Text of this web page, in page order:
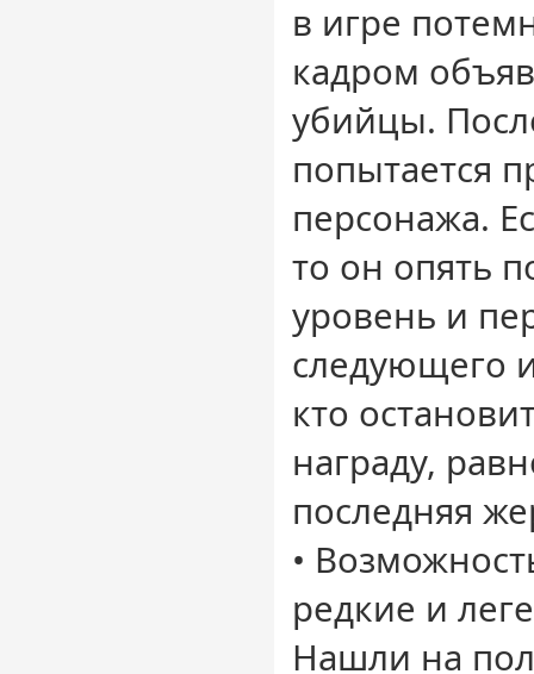
в игре
кадром
убийцы.
попытается
персонажа.
то он опять
уровень и
следующего
кто
награду,
последняя
•
редкие и
Нашли на